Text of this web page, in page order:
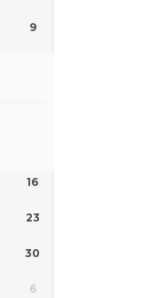
9
16
23
30
6